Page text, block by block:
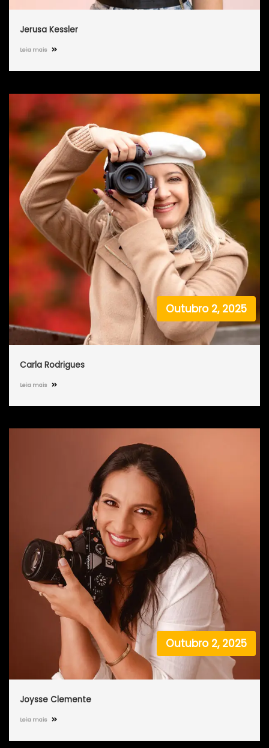
Jerusa Kessler
Leia mais
Outubro 2, 2025
Carla Rodrigues
Leia mais
Outubro 2, 2025
Joysse Clemente
Leia mais